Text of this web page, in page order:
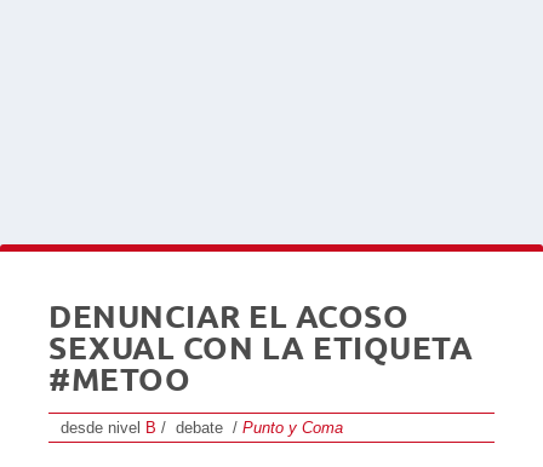
DENUNCIAR EL ACOSO
SEXUAL CON LA ETIQUETA
#METOO
desde nivel B / debate / Punto y Coma